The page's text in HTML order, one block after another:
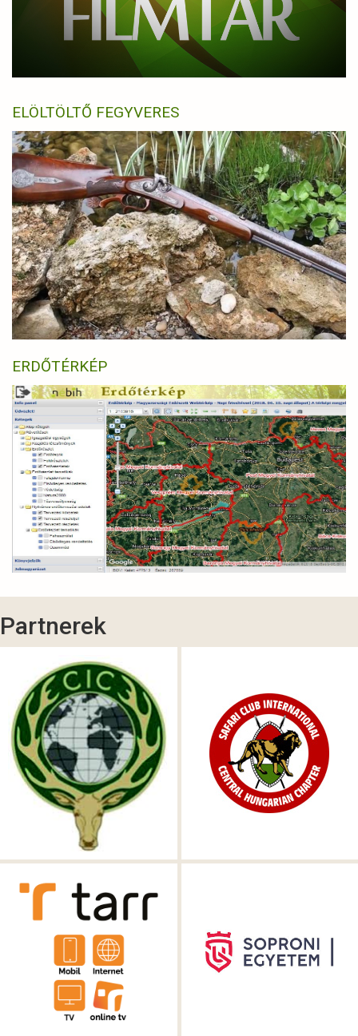
ELÖLTÖLTŐ FEGYVERES
ERDŐTÉRKÉP
Partnerek